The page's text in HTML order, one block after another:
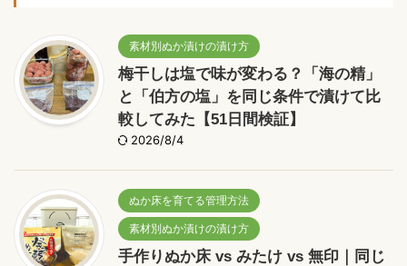
素材別ぬか漬けの漬け方
梅干しは塩で味が変わる？「海の精」
と「伯方の塩」を同じ条件で漬けて比
較してみた【51日間検証】
2026/8/4
ぬか床を育てる管理方法
素材別ぬか漬けの漬け方
手作りぬか床 vs みたけ vs 無印｜同じ